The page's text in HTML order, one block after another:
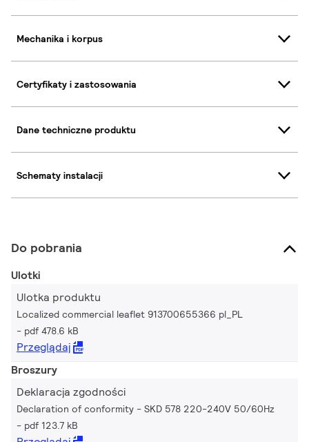
Mechanika i korpus
Certyfikaty i zastosowania
Dane techniczne produktu
Schematy instalacji
Do pobrania
Ulotki
Ulotka produktu
Localized commercial leaflet 913700655366 pl_PL
pdf 478.6 kB
Przeglądaj
Broszury
Deklaracja zgodności
Declaration of conformity - SKD 578 220-240V 50/60Hz
pdf 123.7 kB